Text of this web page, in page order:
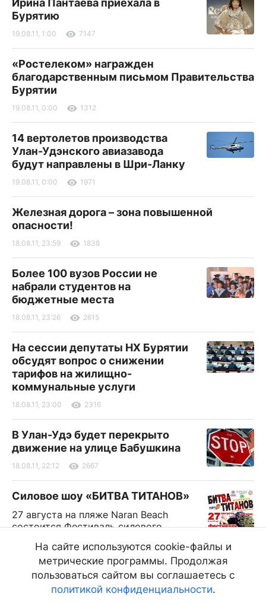
Бурятию
19.08.11, 1:00 7147
«Ростелеком» награжден
благодарственным письмом Правительства
Бурятии
19.08.11, 0:00 1312
14 вертолетов производства
Улан-Удэнского авиазавода
будут направлены в Шри-Ланку
19.08.11, 0:00 1971
Железная дорога – зона повышенной
опасности!
18.08.11, 23:59 1838
Более 100 вузов России не
набрали студентов на
бюджетные места
18.08.11, 23:26 2615
На сессии депутаты НХ Бурятии
обсудят вопрос о снижении
тарифов на жилищно-
коммунальные услуги
18.08.11, 23:00 2316
В Улан-Удэ будет перекрыто
движение на улице Бабушкина
18.08.11, 22:12 2667
Силовое шоу «БИТВА ТИТАНОВ»
27 августа на пляже Naran Beach
состоится Фестиваль силового
богатыри города сойдутся за звание
Титан Года и узнают, кто из них
сильнее!
18.08.11, 15:00 2120
На сайте используются cookie-файлы и
метрические программы. Продолжая
пользоваться сайтом вы соглашаетесь с
политикой конфиденциальности.